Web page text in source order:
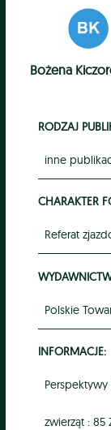
Bożena
RODZAJ
inne
CHARAKTER
Referat
Polskie
INFORMACJE:
zwierząt : 85